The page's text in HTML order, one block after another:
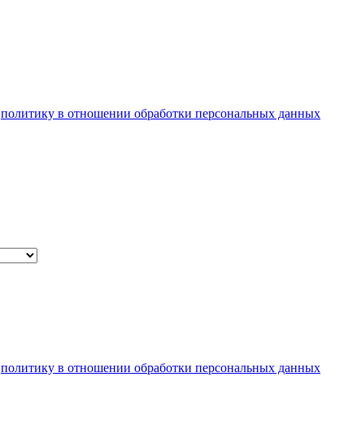
политику в отношении обработки персональных данных
политику в отношении обработки персональных данных